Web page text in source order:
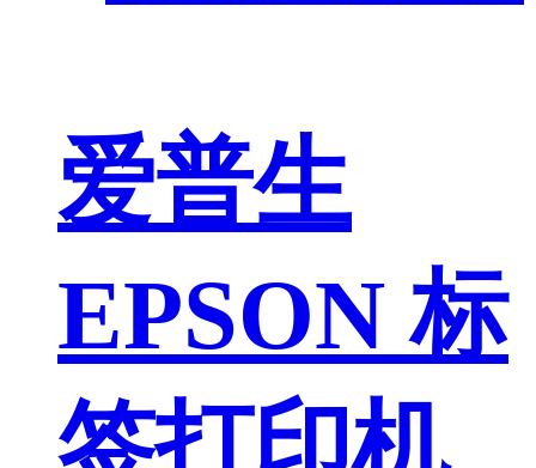
爱普生
EPSON 标